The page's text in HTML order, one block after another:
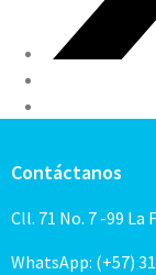
Contáctanos
Cll. 71 No. 7 -99
WhatsApp: (+57)